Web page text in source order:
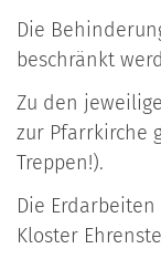
Die
beschränkt
Zu den
zur Pfarrkirche
Treppen!).
Die
Kloster